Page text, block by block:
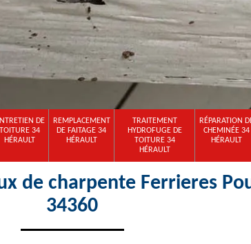
DE
TOITURE 34
HÉRAULT
REMPLACEMENT
DE FAITAGE 34
HÉRAULT
TRAITEMENT
HYDROFUGE DE
TOITURE 34
HÉRAULT
RÉPARATION
CHEMINÉE 34
HÉRAULT
de charpente Ferrieres
34360